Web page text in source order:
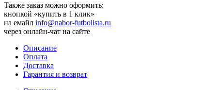
Также заказ можно оформить:
кнопкой «купить в 1 клик»
на емайл info@nabor-futbolista.ru
через онлайн-чат на сайте
Описание
Оплата
Доставка
Гарантия и возврат